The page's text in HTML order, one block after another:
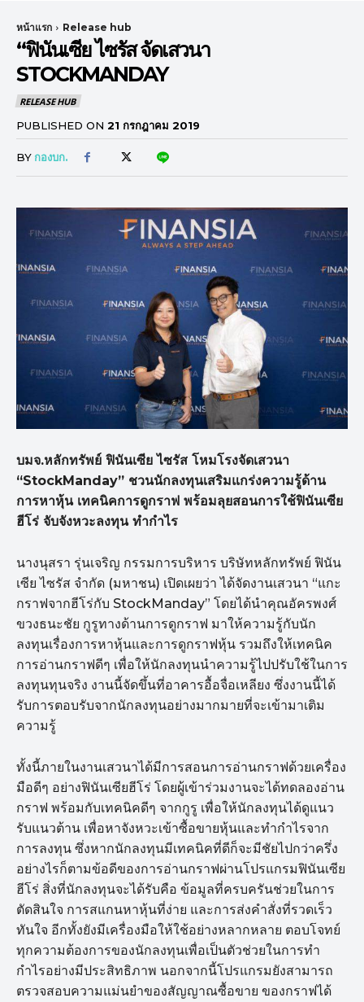
หน้าแรก Release hub
“ฟินันเซีย ไซรัส จัดเสวนา
STOCKMANDAY
RELEASE HUB
PUBLISHED ON 21 กรกฎาคม 2019
BY กองบก.
บมจ.หลักทรัพย์ ฟินันเซีย ไซรัส โหมโรงจัดเสวนา
“StockManday” ชวนนักลงทุนเสริมแกร่งความรู้ด้าน
การหาหุ้น เทคนิคการดูกราฟ พร้อมลุยสอนการใช้ฟินันเซีย
ฮีโร่ จับจังหวะลงทุน ทำกำไร
นางนุสรา รุ่นเจริญ กรรมการบริหาร บริษัทหลักทรัพย์ ฟินัน
เซีย ไซรัส จำกัด (มหาชน) เปิดเผยว่า ได้จัดงานเสวนา “แกะ
กราฟจากฮีโร่กับ StockManday” โดยได้นำคุณอัครพงศ์
ขวงธนะชัย กูรูทางด้านการดูกราฟ มาให้ความรู้กับนัก
ลงทุนเรื่องการหาหุ้นและการดูกราฟหุ้น รวมถึงให้เทคนิค
การอ่านกราฟดีๆ เพื่อให้นักลงทุนนำความรู้ไปปรับใช้ในการ
ลงทุนทุนจริง งานนี้จัดขึ้นที่อาคารอื้อจื่อเหลียง ซึ่งงานนี้ได้
รับการตอบรับจากนักลงทุนอย่างมากมายที่จะเข้ามาเติม
ความรู้
ทั้งนี้ภายในงานเสวนาได้มีการสอนการอ่านกราฟด้วยเครื่อง
มือดีๆ อย่างฟินันเซียฮีโร่ โดยผู้เข้าร่วมงานจะได้ทดลองอ่าน
กราฟ พร้อมกับเทคนิคดีๆ จากกูรู เพื่อให้นักลงทุนได้ดูแนว
รับแนวต้าน เพื่อหาจังหวะเข้าซื้อขายหุ้นและทำกำไรจาก
การลงทุน ซึ่งหากนักลงทุนมีเทคนิคที่ดีก็จะมีชัยไปกว่าครึ่ง
อย่างไรก็ตามข้อดีของการอ่านกราฟผ่านโปรแกรมฟินันเซีย
ฮีโร่ สิ่งที่นักลงทุนจะได้รับคือ ข้อมูลที่ครบครันช่วยในการ
ตัดสินใจ การสแกนหาหุ้นที่ง่าย และการส่งคำสั่งที่รวดเร็ว
ทันใจ อีกทั้งยังมีเครื่องมือให้ใช้อย่างหลากหลาย ตอบโจทย์
ทุกความต้องการของนักลงทุนเพื่อเป็นตัวช่วยในการทำ
กำไรอย่างมีประสิทธิภาพ นอกจากนี้โปรแกรมยังสามารถ
ตรวจสอบความแม่นยำของสัญญาณซื้อขาย ของกราฟได้